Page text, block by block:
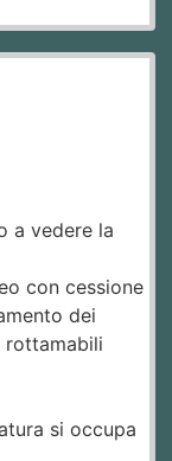
a vedere la
con cessione
dei
si occupa